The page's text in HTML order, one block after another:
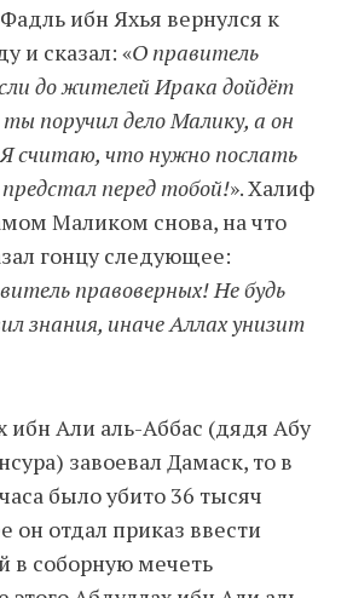
ибн Яхья вернулся к
и сказал: «О правитель
до жителей Ирака дойдёт
поручил дело Малику, а он
считаю, что нужно послать
перед тобой!». Халиф
Маликом снова, на что
гонцу следующее:
правоверных! Не будь
знания, иначе Аллах унизит
ибн Али аль-Аббас (дядя Абу
завоевал Дамаск, то в
было убито 36 тысяч
он отдал приказ ввести
в соборную мечеть